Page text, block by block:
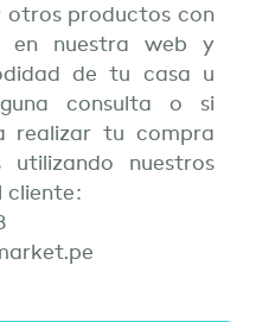
otros productos con
en nuestra web y
de tu casa u
consulta o si
realizar tu compra
utilizando nuestros
cliente: